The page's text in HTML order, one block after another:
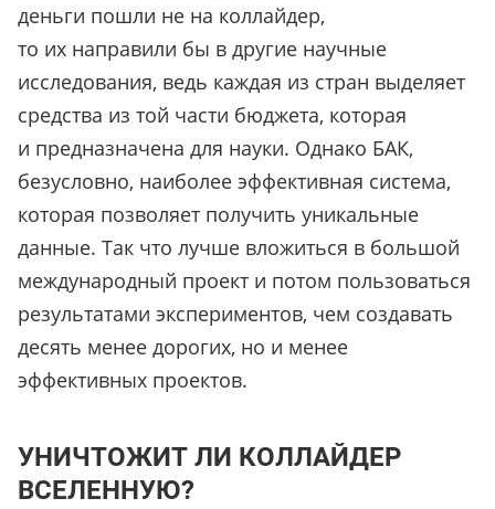
деньги пошли не на коллайдер,
то их направили бы в другие научные
исследования, ведь каждая из стран выделяет
средства из той части бюджета, которая
и предназначена для науки. Однако БАК,
безусловно, наиболее эффективная система,
которая позволяет получить уникальные
данные. Так что лучше вложиться в большой
международный проект и потом пользоваться
результатами экспериментов, чем создавать
десять менее дорогих, но и менее
эффективных проектов.
УНИЧТОЖИТ ЛИ КОЛЛАЙДЕР
ВСЕЛЕННУЮ?